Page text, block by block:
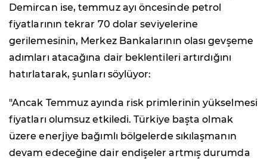
Demircan ise, temmuz ayı öncesinde petrol
fiyatlarının tekrar 70 dolar seviyelerine
gerilemesinin, Merkez Bankalarının olası gevşeme
adımları atacağına dair beklentileri artırdığını
hatırlatarak, şunları söylüyor:
"Ancak Temmuz ayında risk primlerinin yükselmesi
fiyatları olumsuz etkiledi. Türkiye başta olmak
üzere enerjiye bağımlı bölgelerde sıkılaşmanın
devam edeceğine dair endişeler artmış durumda